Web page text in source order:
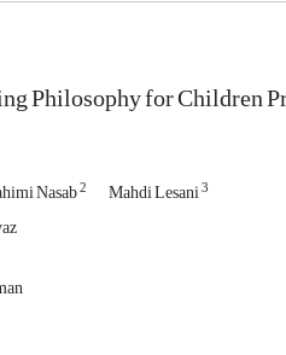
Philosophy for Children
Nasab2 Mahdi Lesani3